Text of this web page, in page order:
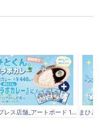
まひとプレス店舗_アートボード 1.jpg